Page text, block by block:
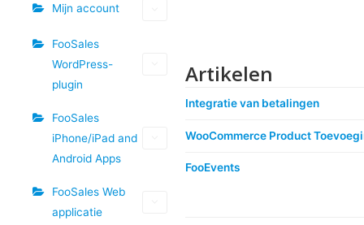
Mijn account
FooSales
WordPress-
plugin
FooSales
iPhone/iPad and
Android Apps
FooSales Web
applicatie
Artikelen
Integratie van betalingen
WooCommerce Product
FooEvents